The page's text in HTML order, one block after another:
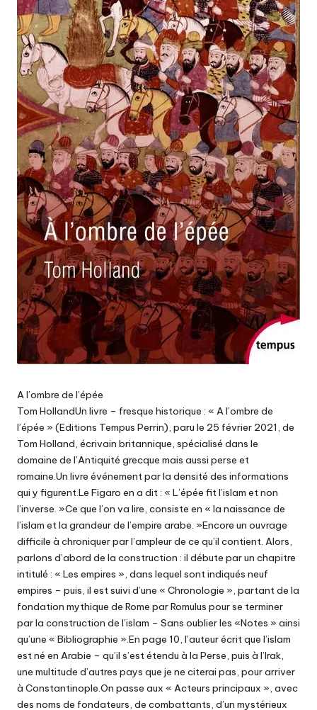
A l’ombre de l’épée
Tom HollandUn livre – fresque historique : « A l’ombre de
l’épée » (Editions Tempus Perrin), paru le 25 février 2021, de
Tom Holland, écrivain britannique, spécialisé dans le
domaine de l’Antiquité grecque mais aussi perse et
romaine.Un livre événement par la densité des informations
qui y figurent.Le Figaro en a dit : « L’épée fit l’islam et non
l’inverse. »Ce que l’on va lire, consiste en « la naissance de
l’islam et la grandeur de l’empire arabe. »Encore un ouvrage
difficile à chroniquer par l’ampleur de ce qu’il contient. Alors,
parlons d’abord de la construction : il débute par un chapitre
intitulé : « Les empires », dans lequel sont indiqués neuf
empires – puis, il est suivi d’une « Chronologie », partant de la
fondation mythique de Rome par Romulus pour se terminer
par la construction de l’islam – Sans oublier les «Notes » ainsi
qu’une « Bibliographie ».En page 10, l’auteur écrit que l’islam
est né en Arabie – qu’il s’est étendu à la Perse, puis à l’Irak,
une multitude d’autres pays que je ne citerai pas, pour arriver
à Constantinople.On passe aux « Acteurs principaux », avec
des noms de fondateurs, de combattants, d’un mystérieux